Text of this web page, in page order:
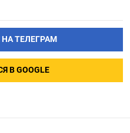
ТЕЛЕГРАМ
В GOOGLE